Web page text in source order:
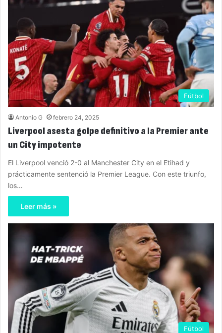
Fútbol
Antonio G febrero 24, 2025
Liverpool asesta golpe definitivo a la Premier ante
un City impotente
El Liverpool venció 2-0 al Manchester City en el Etihad y
prácticamente sentenció la Premier League. Con este triunfo,
los…
Leer más »
Fútbol